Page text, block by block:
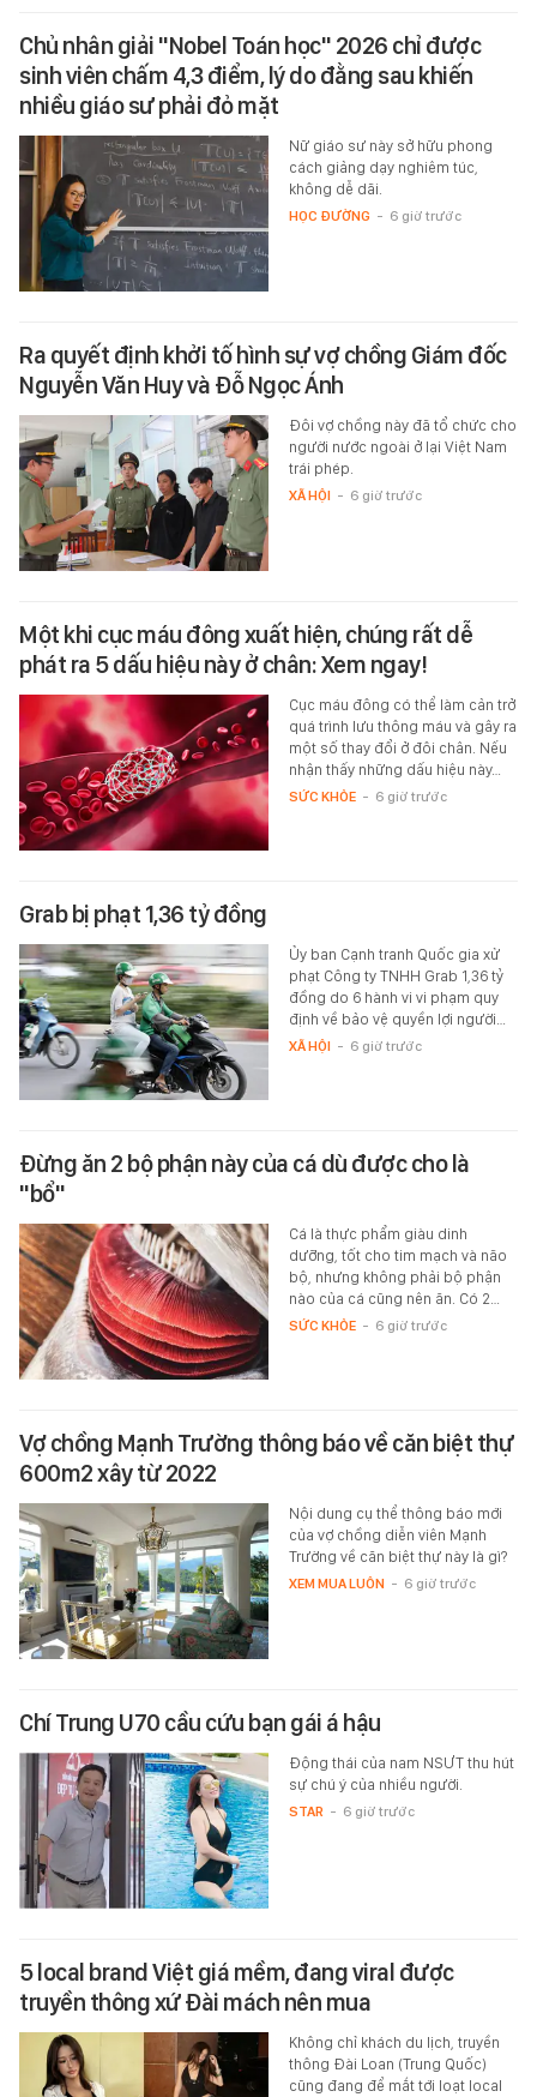
Chủ nhân giải "Nobel Toán học" 2026 chỉ được
sinh viên chấm 4,3 điểm, lý do đằng sau khiến
nhiều giáo sư phải đỏ mặt
Nữ giáo sư này sở hữu phong
cách giảng dạy nghiêm túc,
không dễ dãi.
HỌC ĐƯỜNG - 6 giờ trước
Ra quyết định khởi tố hình sự vợ chồng Giám đốc
Nguyễn Văn Huy và Đỗ Ngọc Ánh
Đôi vợ chồng này đã tổ chức cho
người nước ngoài ở lại Việt Nam
trái phép.
XÃ HỘI - 6 giờ trước
Một khi cục máu đông xuất hiện, chúng rất dễ
phát ra 5 dấu hiệu này ở chân: Xem ngay!
Cục máu đông có thể làm cản trở
quá trình lưu thông máu và gây ra
một số thay đổi ở đôi chân. Nếu
nhận thấy những dấu hiệu này…
SỨC KHỎE - 6 giờ trước
Grab bị phạt 1,36 tỷ đồng
Ủy ban Cạnh tranh Quốc gia xử
phạt Công ty TNHH Grab 1,36 tỷ
đồng do 6 hành vi vi phạm quy
định về bảo vệ quyền lợi người…
XÃ HỘI - 6 giờ trước
Đừng ăn 2 bộ phận này của cá dù được cho là
"bổ"
Cá là thực phẩm giàu dinh
dưỡng, tốt cho tim mạch và não
bộ, nhưng không phải bộ phận
nào của cá cũng nên ăn. Có 2…
SỨC KHỎE - 6 giờ trước
Vợ chồng Mạnh Trường thông báo về căn biệt thự
600m2 xây từ 2022
Nội dung cụ thể thông báo mới
của vợ chồng diễn viên Mạnh
Trường về căn biệt thự này là gì?
XEM MUA LUÔN - 6 giờ trước
Chí Trung U70 cầu cứu bạn gái á hậu
Động thái của nam NSƯT thu hút
sự chú ý của nhiều người.
STAR - 6 giờ trước
5 local brand Việt giá mềm, đang viral được
truyền thông xứ Đài mách nên mua
Không chỉ khách du lịch, truyền
thông Đài Loan (Trung Quốc)
cũng đang để mắt tới loạt local